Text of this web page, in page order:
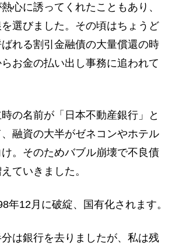
心に誘ってくれたこともあり、
選びました。その頃はちょうど
ばれる割引金融債の大量償還の時
お金の払い出し事務に追われて
の名前が「日本不動産銀行」と
融資の大半がゼネコンやホテル
。そのためバブル崩壊で不良債
ていきました。
年12月に破綻、国有化されます。
は銀行を去りましたが、私は残